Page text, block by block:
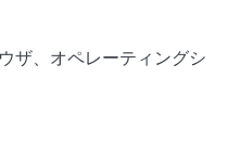
ザ、オペレーティングシ